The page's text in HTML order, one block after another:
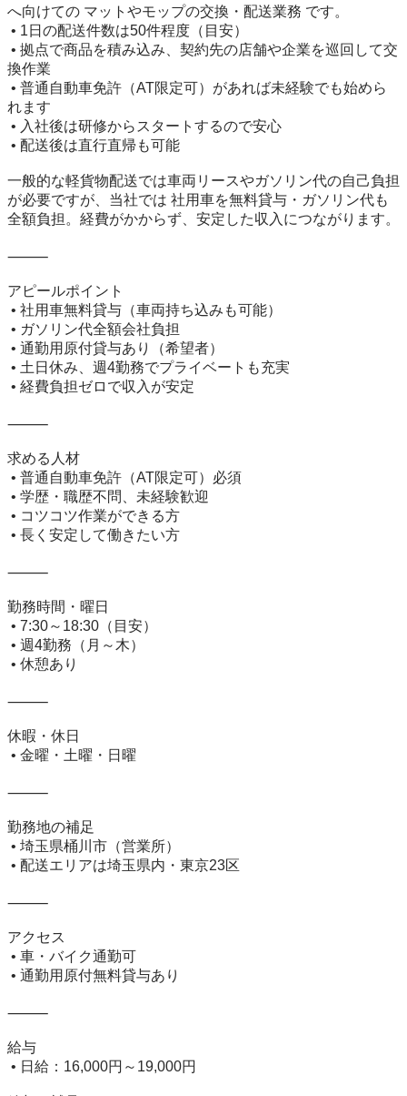
へ向けての マットやモップの交換・配送業務 です。
換作業
れます
一般的な軽貨物配送では車両リースやガソリン代の自己負担
が必要ですが、当社では 社用車を無料貸与・ガソリン代も
全額負担。経費がかからず、安定した収入につながります。
⸻
アピールポイント
⸻
求める人材
⸻
勤務時間・曜日
⸻
休暇・休日
⸻
勤務地の補足
⸻
アクセス
⸻
給与